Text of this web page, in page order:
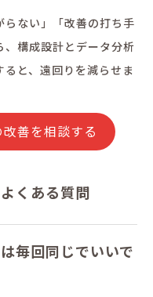
らない」「改善の打ち手
構成設計とデータ分析
と、遠回りを減らせま
善を相談する
くある質問
毎回同じでいいで